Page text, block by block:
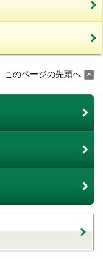
このページの先頭へ